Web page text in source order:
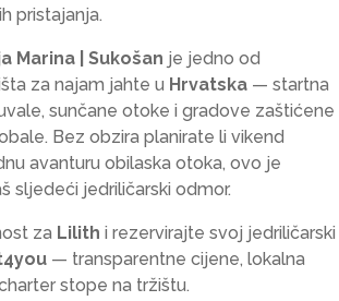
pristajanja.
Marina | Sukošan je jedno od
za najam jahte u Hrvatska — startna
sunčane otoke i gradove zaštićene
Bez obzira planirate li vikend
avanturu obilaska otoka, ovo je
sljedeći jedriličarski odmor.
za Lilith i rezervirajte svoj jedriličarski
— transparentne cijene, lokalna
stope na tržištu.